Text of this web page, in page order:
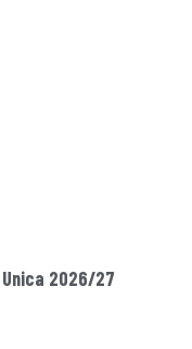
2026/27